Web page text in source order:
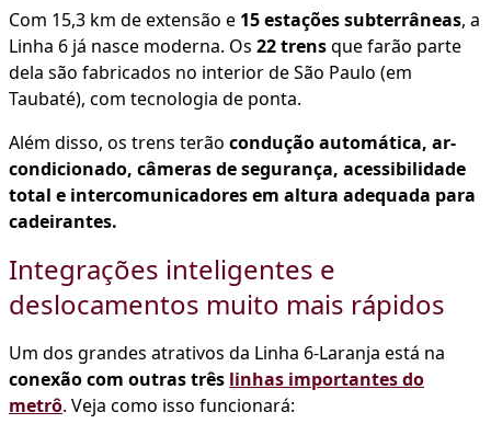
Com 15,3 km de extensão e 15 estações subterrâneas, a
Linha 6 já nasce moderna. Os 22 trensque farão parte
dela são fabricados no interior de São Paulo (em
Taubaté), com tecnologia de ponta.
Além disso, os trens terão condução automática, ar-
condicionado, câmeras de segurança, acessibilidade
total e intercomunicadores em altura adequada para
cadeirantes.
Integrações inteligentes e
deslocamentos muito mais rápidos
Um dos grandes atrativos da Linha 6-Laranja está na
conexão com outras três linhas importantes do
metrô. Veja como isso funcionará: